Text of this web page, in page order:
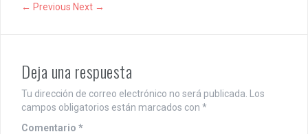
← Previous Next →
Deja una respuesta
Tu dirección de correo electrónico no será publicada. Los
campos obligatorios están marcados con *
Comentario *